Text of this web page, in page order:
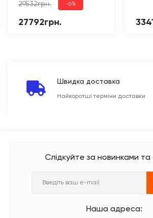
29532грн. -6%
27792грн.
Швидка доставка
Найкоротші терміни доставки
Слідкуйте за новинками та
Наша адреса: